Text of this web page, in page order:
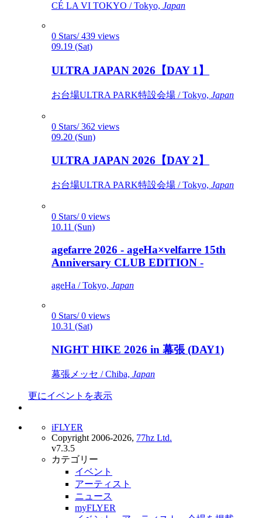
CÉ LA VI TOKYO / Tokyo, Japan
0 Stars/ 439 views
09.19 (Sat)
ULTRA JAPAN 2026【DAY 1】
お台場ULTRA PARK特設会場 / Tokyo, Japan
0 Stars/ 362 views
09.20 (Sun)
ULTRA JAPAN 2026【DAY 2】
お台場ULTRA PARK特設会場 / Tokyo, Japan
0 Stars/ 0 views
10.11 (Sun)
agefarre 2026 - ageHa×velfarre 15th
Anniversary CLUB EDITION -
ageHa / Tokyo, Japan
0 Stars/ 0 views
10.31 (Sat)
NIGHT HIKE 2026 in 幕張 (DAY1)
幕張メッセ / Chiba, Japan
更にイベントを表示
iFLYER
Copyright 2006-2026, 77hz Ltd.
v7.3.5
カテゴリー
イベント
アーティスト
ニュース
myFLYER